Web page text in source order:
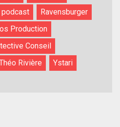
podcast
Ravensburger
Production
Conseil
Rivière
Ystari